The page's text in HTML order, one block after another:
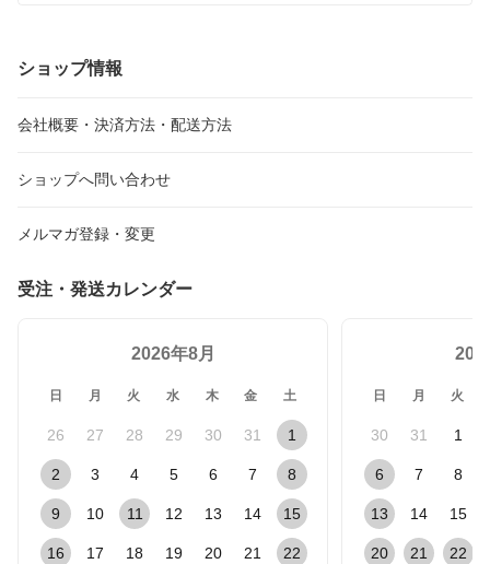
ショップ情報
会社概要・決済方法・配送方法
ショップへ問い合わせ
メルマガ登録・変更
受注・発送カレンダー
2026年8月
日 月 火 水 木 金 土
26 27 28 29 30 31 1
2 3 4 5 6 7 8
9 10 11 12 13 14 15
16 17 18 19 20 21 22
日 月 火
30 31 1
6 7 8
13 14 15
20 21 22